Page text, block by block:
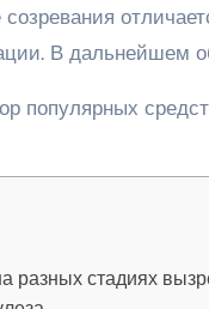
В дальнейшем
разных стадиях